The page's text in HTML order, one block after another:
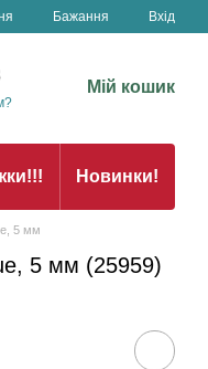
Бажання Вхід
Мій кошик
Новинки!
5 мм
5 мм (25959)